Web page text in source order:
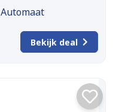
Automaat
Bekijk deal